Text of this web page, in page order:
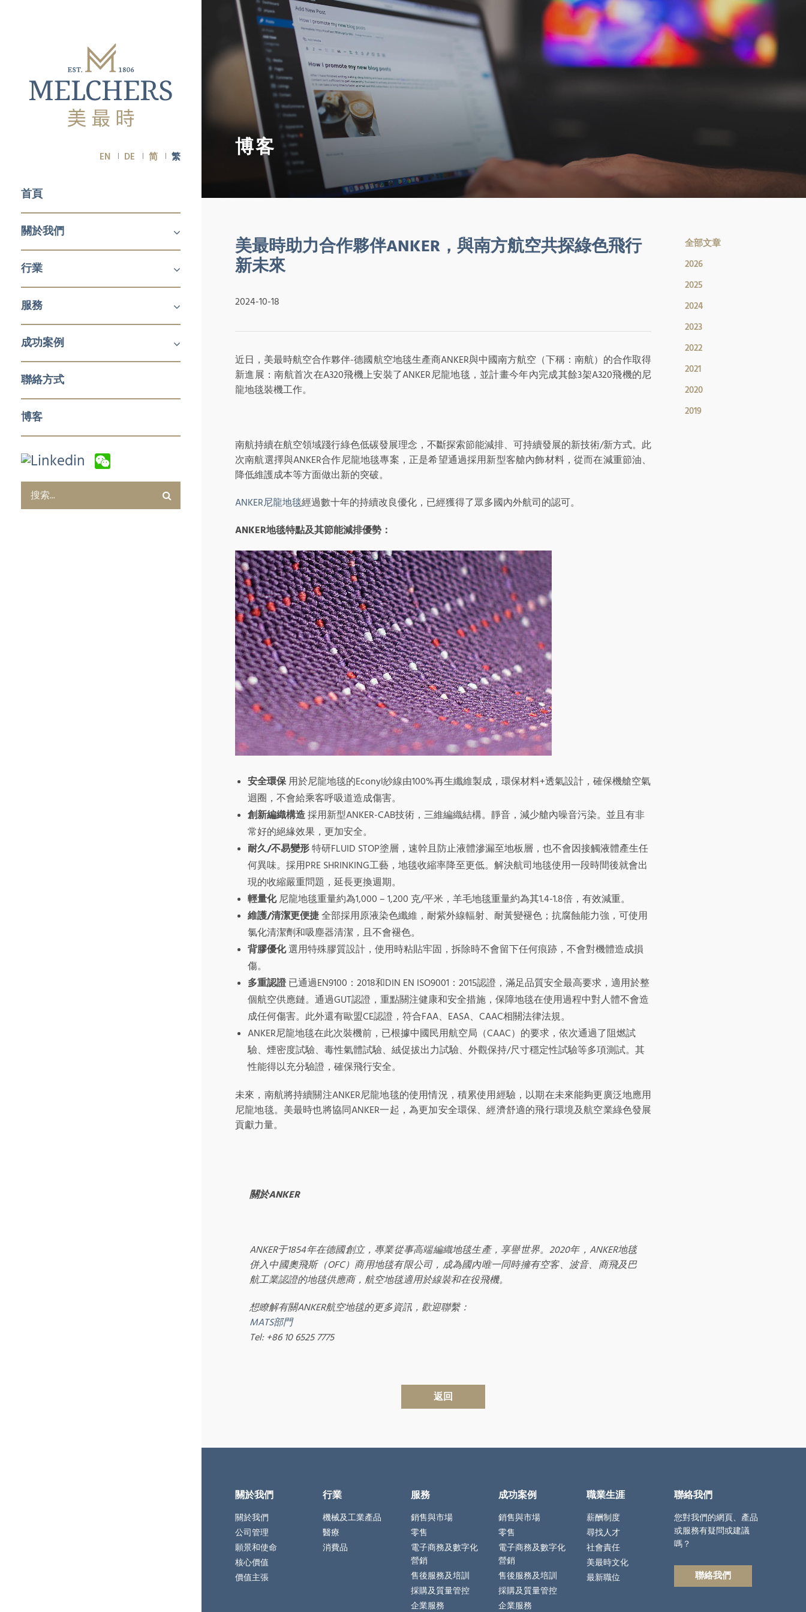
EN DE 简 繁
首頁
關於我們
關於我們
職業生涯
行業
機械及工業產品
鋁擠壓與加工
航空
建築產品
發電
化工與石化
食品技術
新能源
石油與天然氣
日化用品包裝
製藥
塑料和橡膠加工與實驗室設備
冬季運動
醫療
消費品
服務
企業對企業 (B2B)
企業對消費者 (B2C)
企業服務
成功案例
銷售與市場
零售與批發
電子商務及數字化營銷
售後服務及培訓
採購及質量管控
企業服務
聯絡方式
博客
博客
全部文章
2026
2025
2024
2023
2022
2021
2020
2019
美最時助力合作夥伴ANKER，與南方航空共探綠色飛行
新未來
2024-10-18
近日，美最時航空合作夥伴-德國航空地毯生產商ANKER與中國南方航空（下稱：南航）的合作取得
新進展：南航首次在A320飛機上安裝了ANKER尼龍地毯，並計畫今年內完成其餘3架A320飛機的尼
龍地毯裝機工作。
南航持續在航空領域踐行綠色低碳發展理念，不斷探索節能減排、可持續發展的新技術/新方式。此
次南航選擇與ANKER合作尼龍地毯專案，正是希望通過採用新型客艙內飾材料，從而在減重節油、
降低維護成本等方面做出新的突破。
ANKER尼龍地毯經過數十年的持續改良優化，已經獲得了眾多國內外航司的認可。
ANKER地毯特點及其節能減排優勢：
安全環保用於尼龍地毯的Econyl紗線由100%再生纖維製成，環保材料+透氣設計，確保機艙空氣
迴圈，不會給乘客呼吸道造成傷害。
創新編織構造採用新型ANKER-CAB技術，三維編織結構。靜音，減少艙內噪音污染。並且有非
常好的絕緣效果，更加安全。
耐久/不易變形特研FLUID STOP塗層，速幹且防止液體滲漏至地板層，也不會因接觸液體產生任
何異味。採用PRE SHRINKING工藝，地毯收縮率降至更低。解決航司地毯使用一段時間後就會出
現的收縮嚴重問題，延長更換週期。
輕量化尼龍地毯重量約為1,000 – 1,200 克/平米，羊毛地毯重量約為其1.4-1.8倍，有效減重。
維護/清潔更便捷全部採用原液染色纖維，耐紫外線輻射、耐黃變褪色；抗腐蝕能力強，可使用
氯化清潔劑和吸塵器清潔，且不會褪色。
背膠優化選用特殊膠質設計，使用時粘貼牢固，拆除時不會留下任何痕跡，不會對機體造成損
傷。
多重認證已通過EN9100：2018和DIN EN ISO9001：2015認證，滿足品質安全最高要求，適用於整
個航空供應鏈。通過GUT認證，重點關注健康和安全措施，保障地毯在使用過程中對人體不會造
成任何傷害。此外還有歐盟CE認證，符合FAA、EASA、CAAC相關法律法規。
ANKER尼龍地毯在此次裝機前，已根據中國民用航空局（CAAC）的要求，依次通過了阻燃試
驗、煙密度試驗、毒性氣體試驗、絨促拔出力試驗、外觀保持/尺寸穩定性試驗等多項測試。其
性能得以充分驗證，確保飛行安全。
未來，南航將持續關注ANKER尼龍地毯的使用情況，積累使用經驗，以期在未來能夠更廣泛地應用
尼龍地毯。美最時也將協同ANKER一起，為更加安全環保、經濟舒適的飛行環境及航空業綠色發展
貢獻力量。
關於ANKER
ANKER于1854年在德國創立，專業從事高端編織地毯生產，享譽世界。2020年，ANKER地毯
併入中國奧飛斯（OFC）商用地毯有限公司，成為國內唯一同時擁有空客、波音、商飛及巴
航工業認證的地毯供應商，航空地毯適用於線裝和在役飛機。
想瞭解有關ANKER航空地毯的更多資訊，歡迎聯繫：
MATS部門
Tel: +86 10 6525 7775
返回
關於我們
關於我們
公司管理
願景和使命
核心價值
價值主張
行業
機械及工業產品
醫療
消費品
服務
銷售與市場
零售
電子商務及數字化
營銷
售後服務及培訓
採購及質量管控
企業服務
成功案例
銷售與市場
零售
電子商務及數字化
營銷
售後服務及培訓
採購及質量管控
企業服務
職業生涯
薪酬制度
尋找人才
社會責任
美最時文化
最新職位
聯絡我們
您對我們的網頁、產品
或服務有疑問或建議
嗎？
聯絡我們